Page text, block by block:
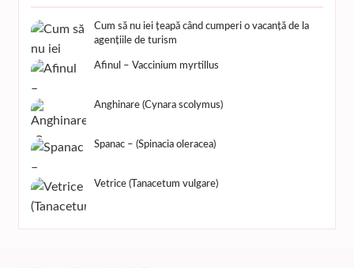
Cum să nu iei țeapă când cumperi o vacanță de la
agențiile de turism
Afinul – Vaccinium myrtillus
Anghinare (Cynara scolymus)
Spanac – (Spinacia oleracea)
Vetrice (Tanacetum vulgare)